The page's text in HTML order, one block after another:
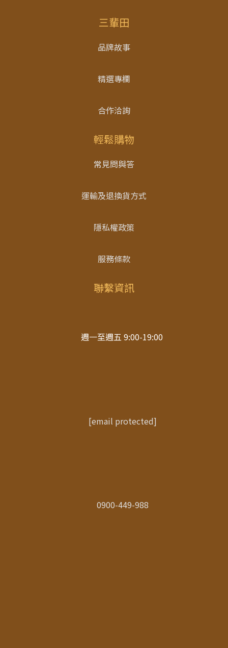
三輩田
品牌故事
精選專欄
合作洽詢
輕鬆購物
常見問與答
運輸及退換貨方式
隱私權政策
服務條款
聯繫資訊
週一至週五 9:00-19:00
[email protected]
0900-449-988